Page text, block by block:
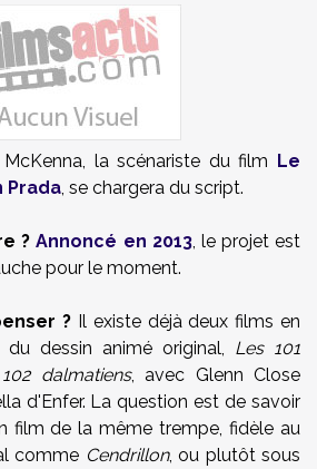
la scénariste du film Le
Prada, se chargera du script.
? Annoncé en 2013, le projet est
pour le moment.
? Il existe déjà deux films en
dessin animé original, Les 101
dalmatiens, avec Glenn Close
d'Enfer. La question est de savoir
film de la même trempe, fidèle au
comme Cendrillon, ou plutôt sous